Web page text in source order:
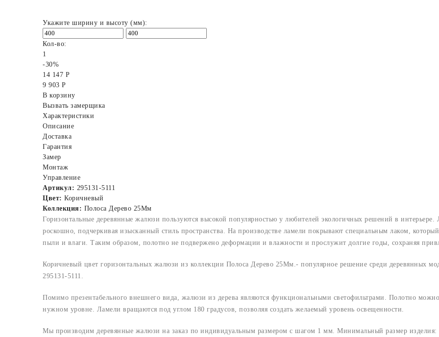
Укажите ширину и высоту (мм):
Кол-во:
1
-30%
14 147 Р
9 903 Р
В корзину
Вызвать замерщика
Характеристики
Описание
Доставка
Гарантия
Замер
Монтаж
Управление
Артикул: 295131-5111
Цвет: Коричневый
Коллекция: Полоса Дерево 25Мм
Горизонтальные деревянные жалюзи пользуются высокой популярностью у любителей экологичных решений в
роскошно, подчеркивая изысканный стиль пространства. На производстве ламели покрывают специальным лаком,
пыли и влаги. Таким образом, полотно не подвержено деформации и влажности и прослужит долгие годы, сохраняя
Коричневый цвет горизонтальных жалюзи из коллекции Полоса Дерево 25Мм.- популярное решение среди деревянных
295131-5111.
Помимо презентабельного внешнего вида, жалюзи из дерева являются функциональными светофильтрами. Полотно
нужном уровне. Ламели вращаются под углом 180 градусов, позволяя создать желаемый уровень освещенности.
Мы производим деревянные жалюзи на заказ по индивидуальным размером с шагом 1 мм. Минимальный размер